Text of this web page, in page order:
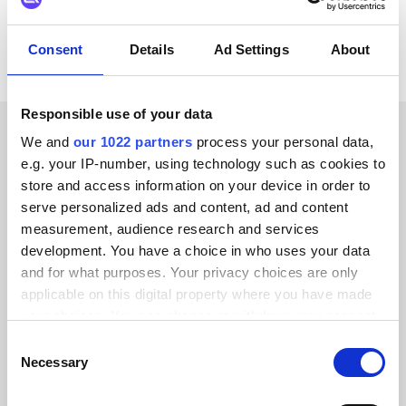
Consent Details Ad Settings About
Responsible use of your data
We and our 1022 partners process your personal data,
e.g. your IP-number, using technology such as cookies to
store and access information on your device in order to
serve personalized ads and content, ad and content
measurement, audience research and services
development. You have a choice in who uses your data
and for what purposes. Your privacy choices are only
applicable on this digital property where you have made
the Privacy trigger icon.
Selection
Necessary
ERFOLGSGESCHICHTEN UNSERER KUNDEN
Erfahren Sie, was uns bei
unseren Kunden so beliebt
macht